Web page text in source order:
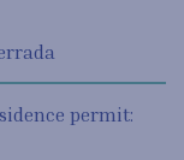
permit: